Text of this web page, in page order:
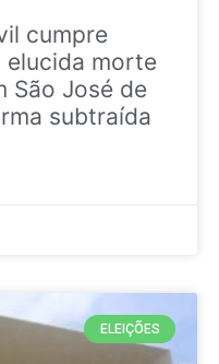
cumpre
elucida morte
São José de
subtraída
ELEIÇÕES